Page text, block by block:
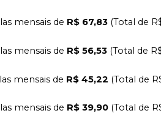
mensais de R$ 67,83 (Total de
mensais de R$ 56,53 (Total de
mensais de R$ 45,22 (Total de
mensais de R$ 39,90 (Total de